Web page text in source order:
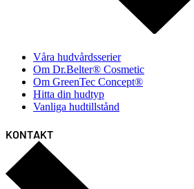
Våra hudvårdsserier
Om Dr.Belter® Cosmetic
Om GreenTec Concept®
Hitta din hudtyp
Vanliga hudtillstånd
KONTAKT